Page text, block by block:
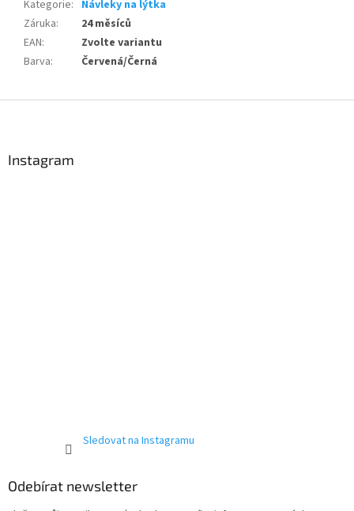
Kategorie: Návleky na lýtka
Záruka:
24 měsíců
EAN:
Zvolte variantu
Barva: Červená/Černá
Instagram
Sledovat na Instagramu
Odebírat newsletter